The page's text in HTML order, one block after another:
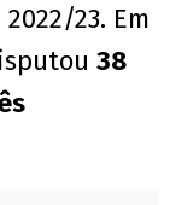
23. Em
38